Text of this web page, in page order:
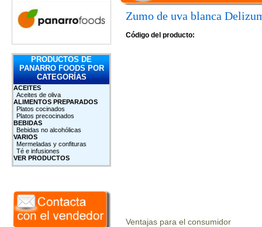
PRODUCTOS DE
PANARRO FOODS POR
CATEGORÍAS
ACEITES
Aceites de oliva
ALIMENTOS PREPARADOS
Platos cocinados
Platos precocinados
BEBIDAS
Bebidas no alcohólicas
VARIOS
Mermeladas y confituras
Té e infusiones
VER PRODUCTOS
Zumo de uva blanca
Código del producto:
Ventajas para el consumidor